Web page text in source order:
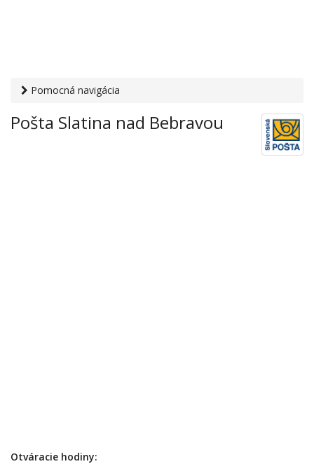
Pomocná navigácia
služby› Pošty› Pošta Slatina nad Bebravou
Pošta Slatina nad Bebravou
Otváracie hodiny: